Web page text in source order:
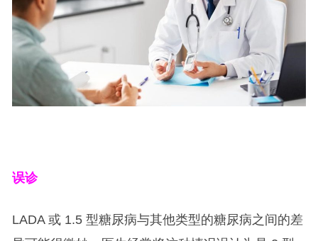
误诊
LADA 或 1.5 型糖尿病与其他类型的糖尿病之间的差